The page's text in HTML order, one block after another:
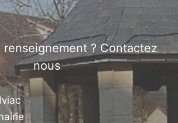
renseignement ? Contactez
nous